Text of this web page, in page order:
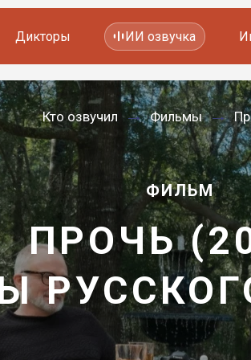
Фильмов и сериалов
Мультфильмов
YouTube каналов
Видеорекламы
Дикторы ИИ озвучка
Кто озвучил Фильмы
ФИЛЬМ
ПРОЧЬ
—